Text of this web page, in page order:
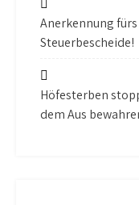
Anerkennung
Steuerbescheide!
Höfesterben
dem Aus